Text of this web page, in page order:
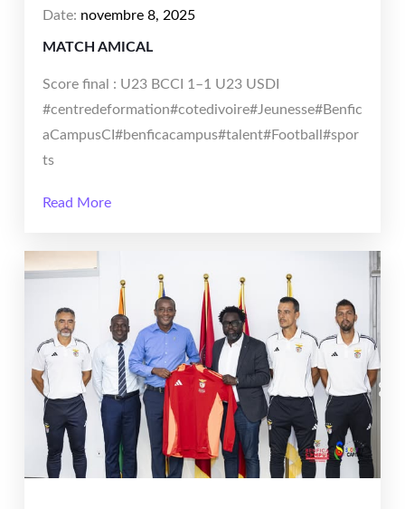
Date: novembre 8, 2025
MATCH AMICAL
Score final : U23 BCCI 1–1 U23 USDI
#centredeformation#cotedivoire#Jeunesse#Benfic
aCampusCI#benficacampus#talent#Football#spor
ts
Read More